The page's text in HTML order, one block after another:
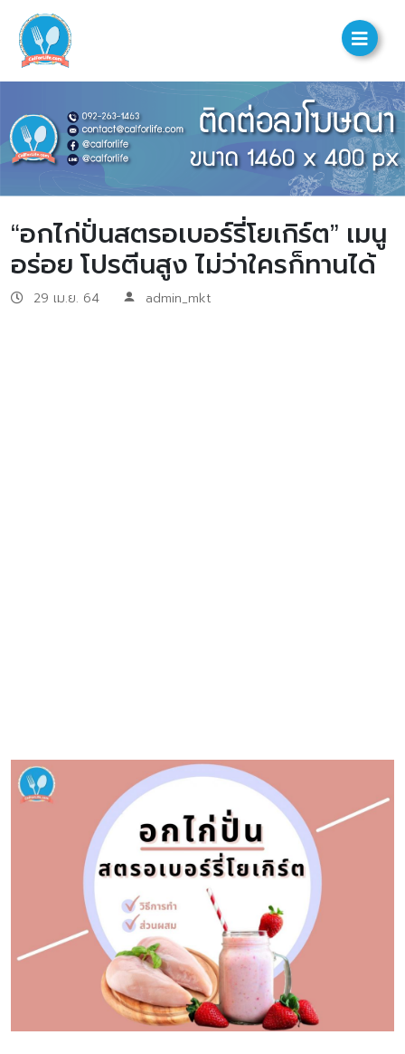
“อกไก่ปั่นสตรอเบอร์รี่โยเกิร์ต” เมนู
อร่อย โปรตีนสูง ไม่ว่าใครก็ทานได้
29 เม.ย. 64 admin_mkt